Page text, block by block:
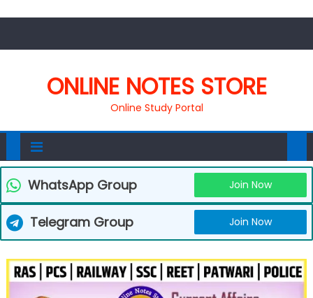
ONLINE NOTES STORE
Online Study Portal
WhatsApp Group Join Now
Telegram Group Join Now